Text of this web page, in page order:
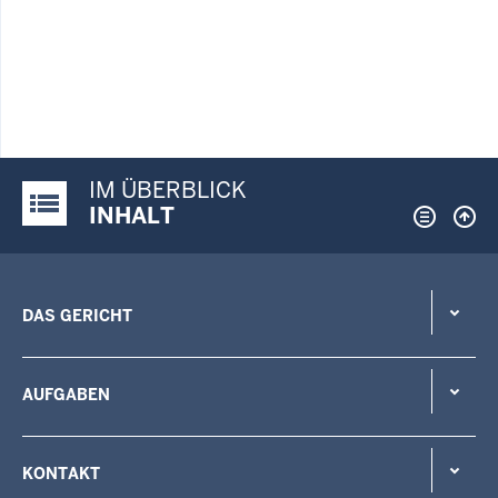
Justiz-Portal im Überblick:
IM ÜBERBLICK
INHALT
DAS GERICHT
AUFGABEN
KONTAKT